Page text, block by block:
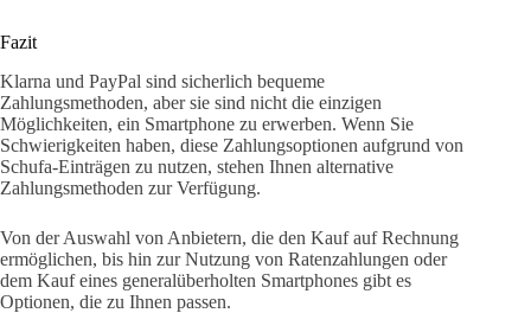
Fazit
Klarna und PayPal sind sicherlich bequeme
Zahlungsmethoden, aber sie sind nicht die einzigen
Möglichkeiten, ein Smartphone zu erwerben. Wenn Sie
Schwierigkeiten haben, diese Zahlungsoptionen aufgrund von
Schufa-Einträgen zu nutzen, stehen Ihnen alternative
Zahlungsmethoden zur Verfügung.
Von der Auswahl von Anbietern, die den Kauf auf Rechnung
ermöglichen, bis hin zur Nutzung von Ratenzahlungen oder
dem Kauf eines generalüberholten Smartphones gibt es
Optionen, die zu Ihnen passen.